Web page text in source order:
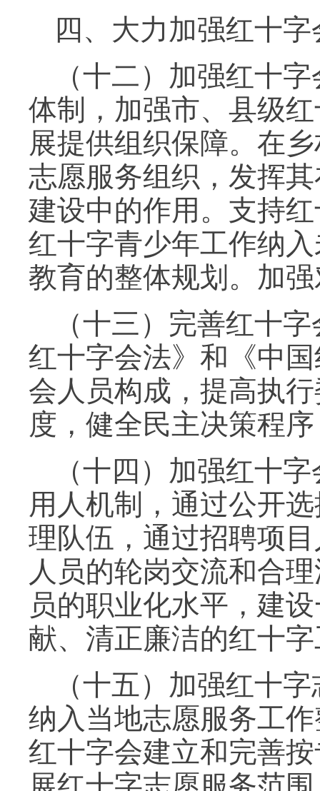
四、大力加强红十
（十二）加强红十
体制，加强市、县级
展提供组织保障。在
志愿服务组织，发挥
建设中的作用。支持
红十字青少年工作纳
教育的整体规划。加
（十三）完善红十
红十字会法》和《中
会人员构成，提高执
度，健全民主决策程
（十四）加强红十
用人机制，通过公开
理队伍，通过招聘项
人员的轮岗交流和合
员的职业化水平，建
献、清正廉洁的红十
（十五）加强红十
纳入当地志愿服务工
红十字会建立和完善